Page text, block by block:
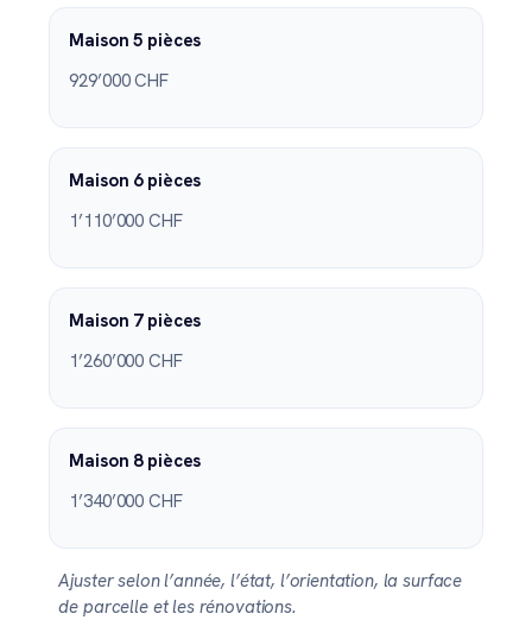
Maison 5 pièces
929’000 CHF
Maison 6 pièces
1’110’000 CHF
Maison 7 pièces
1’260’000 CHF
Maison 8 pièces
1’340’000 CHF
Ajuster selon l’année, l’état, l’orientation, la surface
de parcelle et les rénovations.